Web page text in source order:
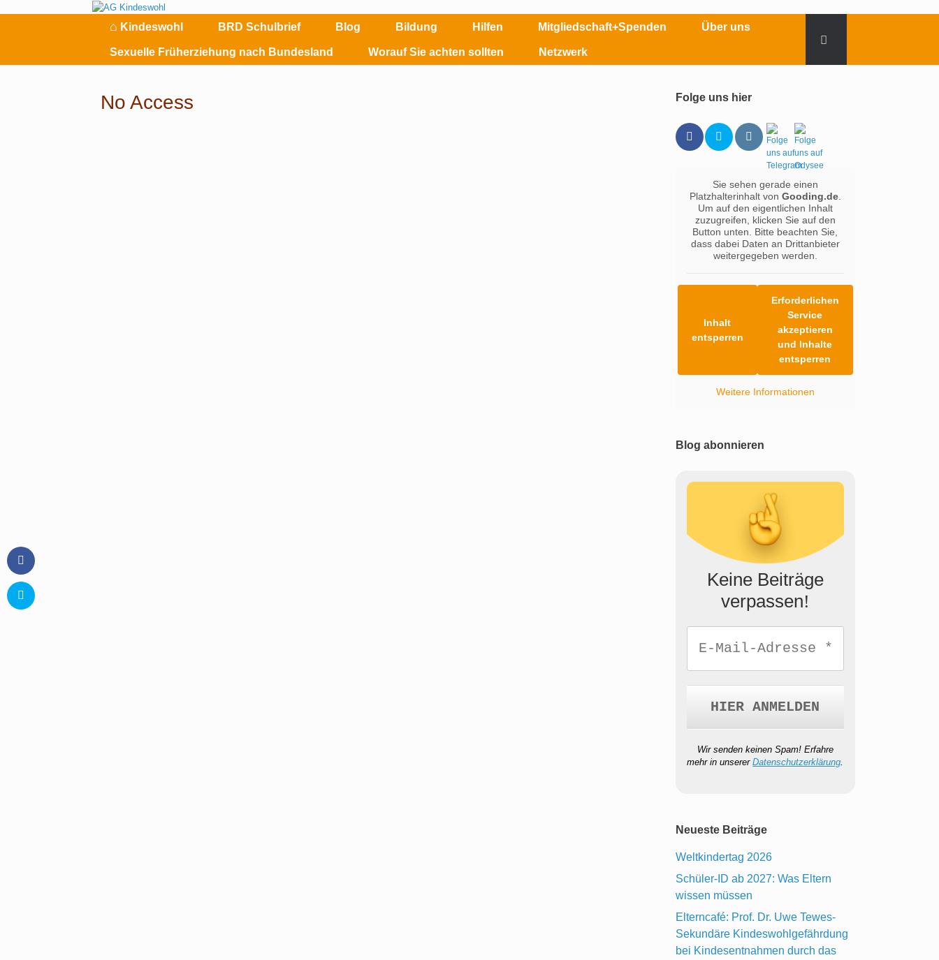
⌂ Kindeswohl BRD Schulbrief Blog Bildung Hilfen Mitgliedschaft+Spenden Über uns
Sexuelle Früherziehung nach Bundesland Worauf Sie achten sollten Netzwerk
No Access Folge uns hier
Sie sehen gerade einen
Platzhalterinhalt von Gooding.de.
Um auf den eigentlichen Inhalt
zuzugreifen, klicken Sie auf den
Button unten. Bitte beachten Sie,
dass dabei Daten an Drittanbieter
weitergegeben werden.
Inhalt
entsperren
Erforderlichen
Service
akzeptieren
und Inhalte
entsperren
Weitere Informationen
Blog abonnieren
Keine Beiträge
verpassen!
Wir senden keinen Spam! Erfahre
mehr in unsererDatenschutzerklärung.
Neueste Beiträge
Weltkindertag 2026
Schüler-ID ab 2027: Was Eltern
wissen müssen
Elterncafé: Prof. Dr. Uwe Tewes-
Sekundäre Kindeswohlgefährdung
bei Kindesentnahmen durch das